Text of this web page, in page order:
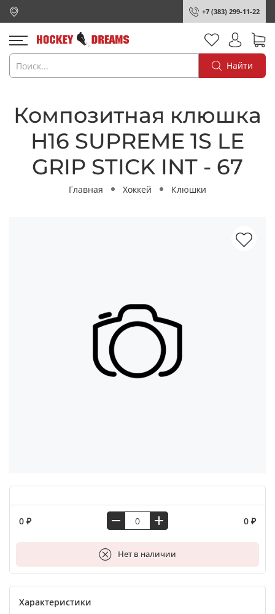
+7 (383) 299-11-22
Найти
Композитная клюшка
H16 SUPREME 1S LE
GRIP STICK INT - 67
Главная Хоккей Клюшки
0 ₽ 0 ₽
Нет в наличии
В корзину
Характеристики